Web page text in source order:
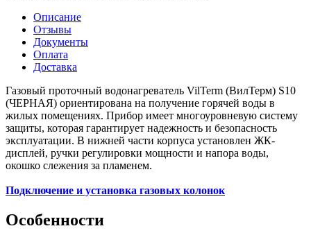
Описание
Отзывы
Документы
Оплата
Доставка
Газовый проточный водонагреватель VilTerm (ВилТерм) S10
(ЧЕРНАЯ) ориентирована на получение горячей воды в
жилых помещениях. Прибор имеет многоуровневую систему
защиты, которая гарантирует надежность и безопасность
эксплуатации. В нижней части корпуса установлен ЖК-
дисплей, ручки регулировки мощности и напора воды,
окошко слежения за пламенем.
Подключение и установка газовых колонок
Особенности